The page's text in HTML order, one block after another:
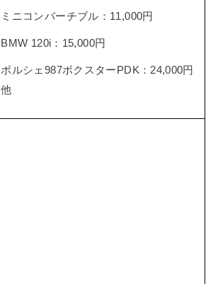
ミニコンバーチブル：11,000円
BMW 120i：15,000円
ポルシェ987ボクスターPDK：24,000円
他